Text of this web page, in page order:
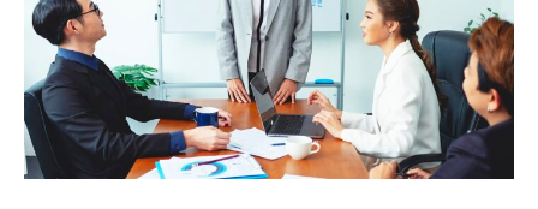
We have a curated list of the most noteworthy news from all
across the globe. With any subscription plan, you get access
toexclusive articles that let you stay ahead of the curve.
Your Profile